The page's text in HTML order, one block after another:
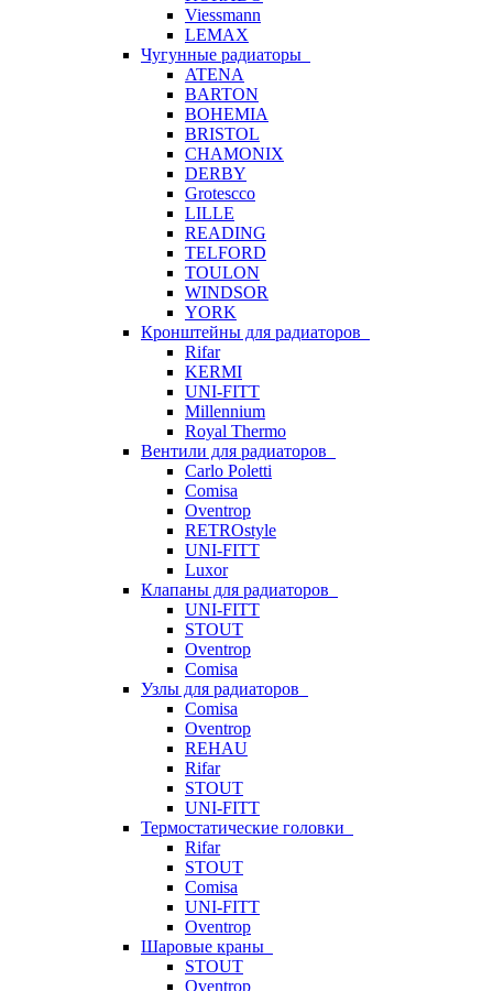
Viessmann
LEMAX
Чугунные радиаторы
ATENA
BARTON
BOHEMIA
BRISTOL
CHAMONIX
DERBY
Grotescco
LILLE
READING
TELFORD
TOULON
WINDSOR
YORK
Кронштейны для радиаторов
Rifar
KERMI
UNI-FITT
Millennium
Royal Thermo
Вентили для радиаторов
Carlo Poletti
Comisa
Oventrop
RETROstyle
UNI-FITT
Luxor
Клапаны для радиаторов
UNI-FITT
STOUT
Oventrop
Comisa
Узлы для радиаторов
Comisa
Oventrop
REHAU
Rifar
STOUT
UNI-FITT
Термостатические головки
Rifar
STOUT
Comisa
UNI-FITT
Oventrop
Шаровые краны
STOUT
Oventrop